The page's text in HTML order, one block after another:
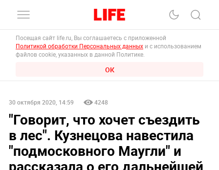
Посещая сайт life.ru, Вы соглашаетесь с приложенной
Политикой обработки Персональных данных и с использованием
файлов cookie, указанных в данной Политике.
ОК
30 октября 2020, 14:59 4248
"Говорит, что хочет съездить
в лес". Кузнецова навестила
"подмосковного Маугли" и
рассказала о его дальнейшей